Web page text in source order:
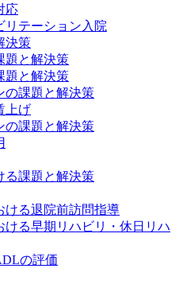
応
リテーション入院
決策
題と解決策
題と解決策
の課題と解決策
上げ
の課題と解決策
る課題と解決策
ける退院前訪問指導
ける早期リハビリ・休日リハ
の評価